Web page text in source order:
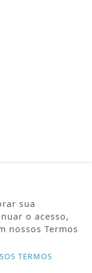
sua
o acesso,
nossos Termos
TERMOS